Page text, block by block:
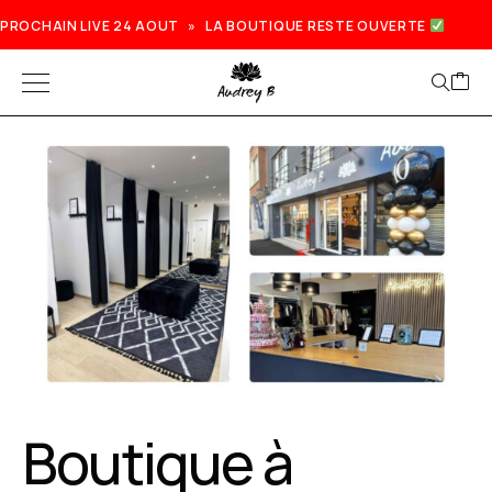
PROCHAIN LIVE 24 AOUT » LA BOUTIQUE RESTE OUVERTE
Prochain live lundi